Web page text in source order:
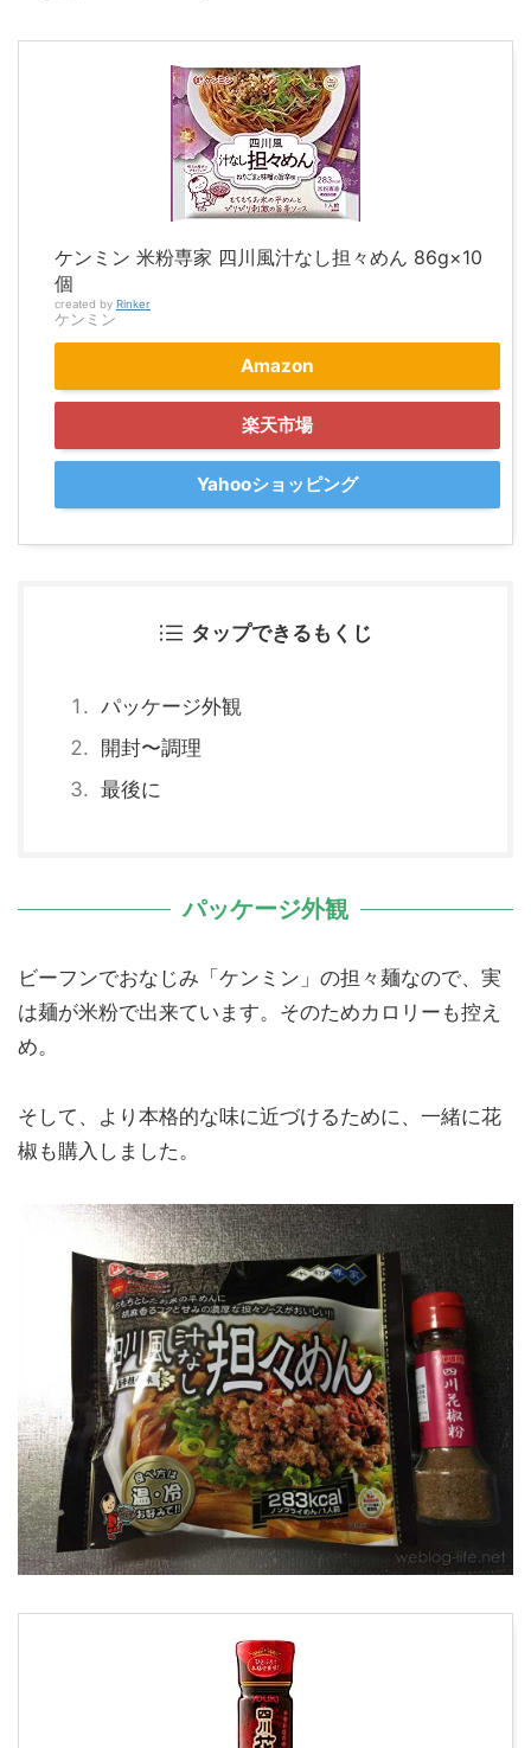
ケンミン 米粉専家 四川風汁なし担々めん 86g×10
個
created by Rinker
ケンミン
Amazon
楽天市場
Yahooショッピング
タップできるもくじ
パッケージ外観
開封〜調理
最後に
パッケージ外観
ビーフンでおなじみ「ケンミン」の担々麺なので、実
は麺が米粉で出来ています。そのためカロリーも控え
め。
そして、より本格的な味に近づけるために、一緒に花
椒も購入しました。